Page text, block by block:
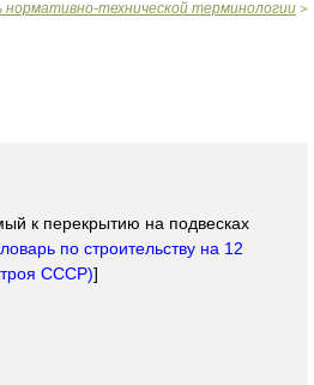
нормативно-технической терминологии >
к перекрытию на подвесках
по строительству на 12
СССР)]